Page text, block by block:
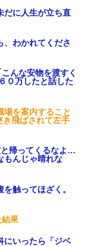
だに人生が立ち直
、わかれてくださ
んな安物を渡すく
０万したと話した
場を案内すること
飛ばされて左手
帰ってくるなよ…
もんじゃ晴れな
触ってほざく。
果
にいったら「ジベ